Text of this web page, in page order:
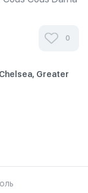
hues and the
0
Greater